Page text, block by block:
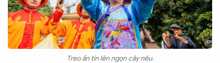
Treo ấn tín lên ngọn cây nêu.